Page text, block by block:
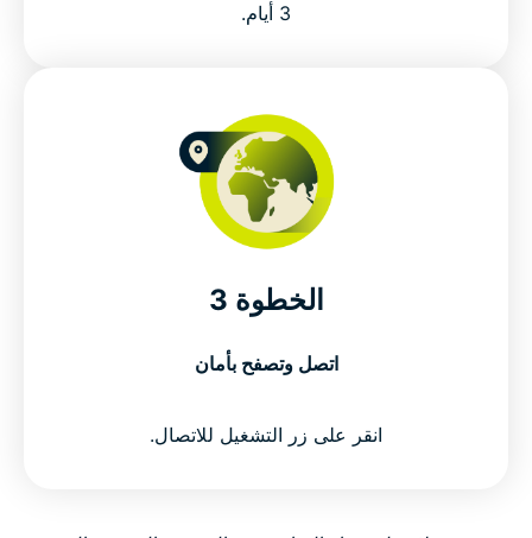
3 أيام.
الخطوة 3
اتصل وتصفح بأمان
انقر على زر التشغيل للاتصال.